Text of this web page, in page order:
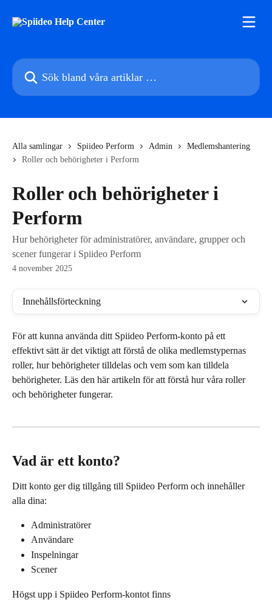
Sök bland våra artiklar …
Alla samlingar Spiideo Perform Admin
Medlemshantering
Roller och behörigheter i Perform
Roller och behörigheter i
Perform
Hur behörigheter för administratörer, användare, grupper och
scener fungerar i Spiideo Perform
4 november 2025
Innehållsförteckning
För att kunna använda ditt Spiideo Perform-konto på ett
effektivt sätt är det viktigt att förstå de olika medlemstypernas
roller, hur behörigheter tilldelas och vem som kan tilldela
behörigheter. Läs den här artikeln för att förstå hur våra roller
och behörigheter fungerar.
Vad är ett konto?
Ditt konto ger dig tillgång till Spiideo Perform och innehåller
alla dina:
Administratörer
Användare
Inspelningar
Scener
Högst upp i Spiideo Perform-kontot finns